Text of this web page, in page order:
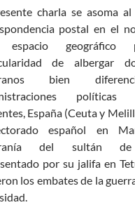
charla se asoma
postal en el
espacio geográfico
de albergar
bien
España (Ceuta y
español en
del sultán de
por su jalifa en
los embates de la